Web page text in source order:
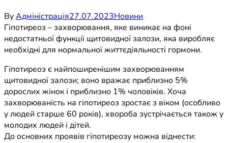
ByАдміністрація27.07.2023Новини
Гіпотиреоз – захворювання, яке виникає на фоні
недостатньої функції щитовидної залози, яка виробляє
необхідні для нормальної життєдіяльності гормони.
Гіпотиреоз є найпоширенішим захворюванням
щитовидної залози; воно вражає приблизно 5%
дорослих жінок і приблизно 1% чоловіків. Хоча
захворюваність на гіпотиреоз зростає з віком (особливо
у людей старше 60 років), хвороба зустрічається також у
молодих людей і дітей.
До основних проявів гіпотиреозу можна віднести: